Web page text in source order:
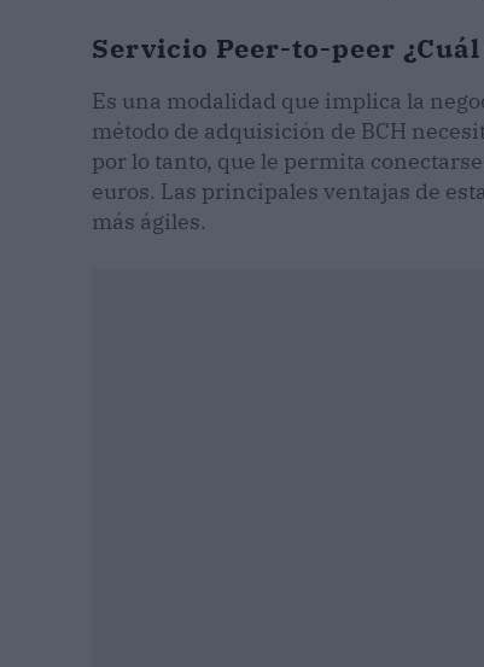
Servicio Peer-to-peer
Es una modalidad que implica la
método de adquisición de BCH
por lo tanto, que le permita
euros. Las principales ventajas de
más ágiles.